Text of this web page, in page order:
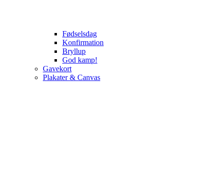
Fødselsdag
Konfirmation
Bryllup
God kamp!
Gavekort
Plakater & Canvas